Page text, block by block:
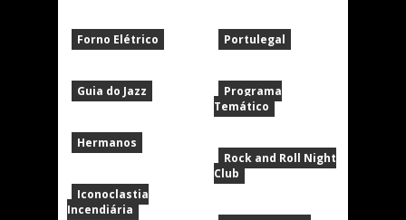
Forno Elétrico
Guia do Jazz
Hermanos
Iconoclastia
Incendiária
Portulegal
Programa
Temático
Rock and Roll Night
Club